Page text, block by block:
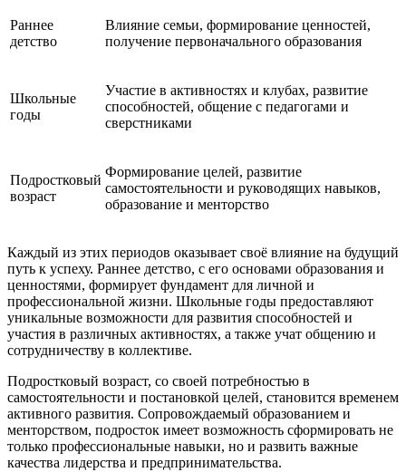
Раннее
детство
Влияние семьи, формирование ценностей,
получение первоначального образования
Школьные
годы
Участие в активностях и клубах, развитие
способностей, общение с педагогами и
сверстниками
Подростковый
возраст
Формирование целей, развитие
самостоятельности и руководящих навыков,
образование и менторство
Каждый из этих периодов оказывает своё влияние на будущий
путь к успеху. Раннее детство, с его основами образования и
ценностями, формирует фундамент для личной и
профессиональной жизни. Школьные годы предоставляют
уникальные возможности для развития способностей и
участия в различных активностях, а также учат общению и
сотрудничеству в коллективе.
Подростковый возраст, со своей потребностью в
самостоятельности и постановкой целей, становится временем
активного развития. Сопровождаемый образованием и
менторством, подросток имеет возможность сформировать не
только профессиональные навыки, но и развить важные
качества лидерства и предпринимательства.